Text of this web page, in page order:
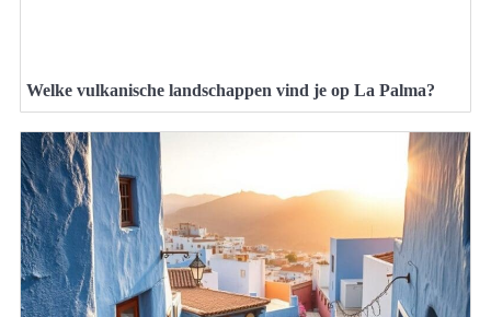
Welke vulkanische landschappen vind je op La Palma?